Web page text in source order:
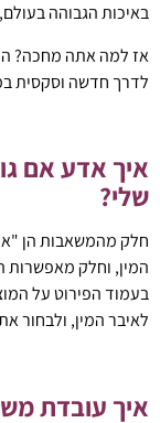
באיכות הגבוהה
אז למה אתה מחכה?
לדרך חדשה וסקסית
איך אדע אם
שלי?
חלק מהמשאבות הן
המין, וחלק מאפשרות
בעמוד הפירוט על
לאיבר המין, ולבחור
איך עובדת